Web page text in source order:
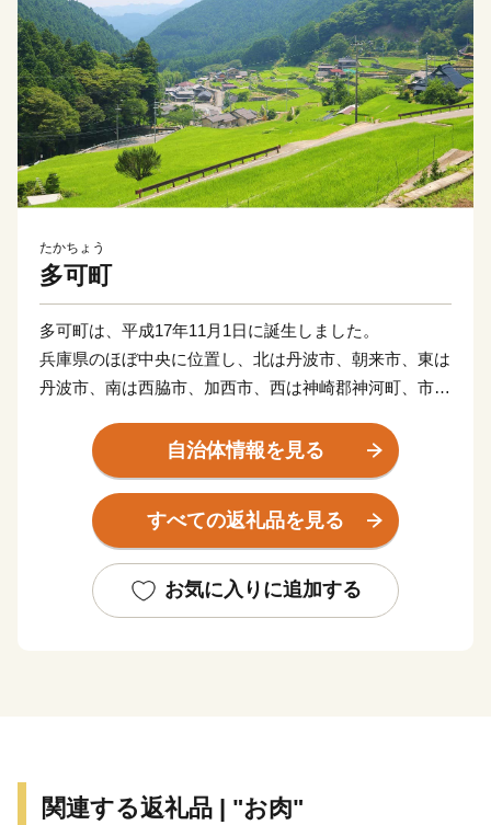
たかちょう
多可町
多可町は、平成17年11月1日に誕生しました。
兵庫県のほぼ中央に位置し、北は丹波市、朝来市、東は
丹波市、南は西脇市、加西市、西は神崎郡神河町、市川
東西13km、南北27km、総面積185.19km2を有し、直線
距離で神戸まで約45km、大阪まで約70kmの距離にあり
地勢的には、周囲を中国山地の山々に囲まれ、杉原川、
舞う幻想的な風景が楽しめる多自然居住の魅力あふれる
町です。
も記載されており、その風土記に登場する大人（おおひ
自治体情報を見る
すべての返礼品を見る
お気に入りに追加する
関連する返礼品 | "お肉"